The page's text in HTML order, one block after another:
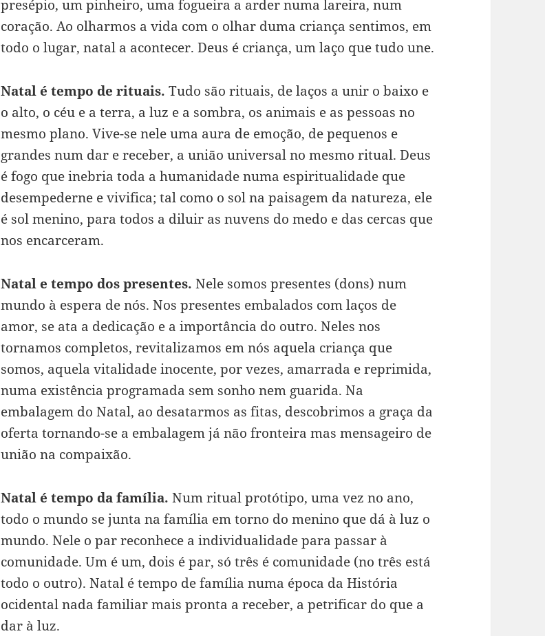
presépio, um pinheiro, uma fogueira a arder numa lareira, num
coração. Ao olharmos a vida com o olhar duma criança sentimos, em
todo o lugar, natal a acontecer. Deus é criança, um laço que tudo une.
Natal é tempo de rituais. Tudo são rituais, de laços a unir o baixo e
o alto, o céu e a terra, a luz e a sombra, os animais e as pessoas no
mesmo plano. Vive-se nele uma aura de emoção, de pequenos e
grandes num dar e receber, a união universal no mesmo ritual. Deus
é fogo que inebria toda a humanidade numa espiritualidade que
desempederne e vivifica; tal como o sol na paisagem da natureza, ele
é sol menino, para todos a diluir as nuvens do medo e das cercas que
nos encarceram.
Natal e tempo dos presentes. Nele somos presentes (dons) num
mundo à espera de nós. Nos presentes embalados com laços de
amor, se ata a dedicação e a importância do outro. Neles nos
tornamos completos, revitalizamos em nós aquela criança que
somos, aquela vitalidade inocente, por vezes, amarrada e reprimida,
numa existência programada sem sonho nem guarida. Na
embalagem do Natal, ao desatarmos as fitas, descobrimos a graça da
oferta tornando-se a embalagem já não fronteira mas mensageiro de
união na compaixão.
Natal é tempo da família. Num ritual protótipo, uma vez no ano,
todo o mundo se junta na família em torno do menino que dá à luz o
mundo. Nele o par reconhece a individualidade para passar à
comunidade. Um é um, dois é par, só três é comunidade (no três está
todo o outro). Natal é tempo de família numa época da História
ocidental nada familiar mais pronta a receber, a petrificar do que a
dar à luz.